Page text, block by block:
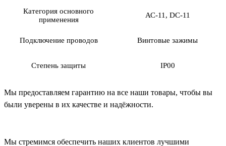
Категория основного
применения
АС-11, DC-11
Подключение проводов Винтовые зажимы
Степень защиты IP00
Мы предоставляем гарантию на все наши товары, чтобы вы
были уверены в их качестве и надёжности.
Мы стремимся обеспечить наших клиентов лучшими